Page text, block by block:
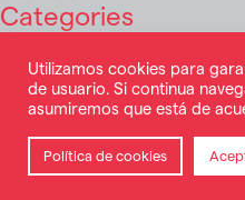
Categories
InfraSports
Nuevas tecnologías
Aviso legal
Utilizamos cookies para
de usuario. Si continua
asumiremos que está de
Política de cookies